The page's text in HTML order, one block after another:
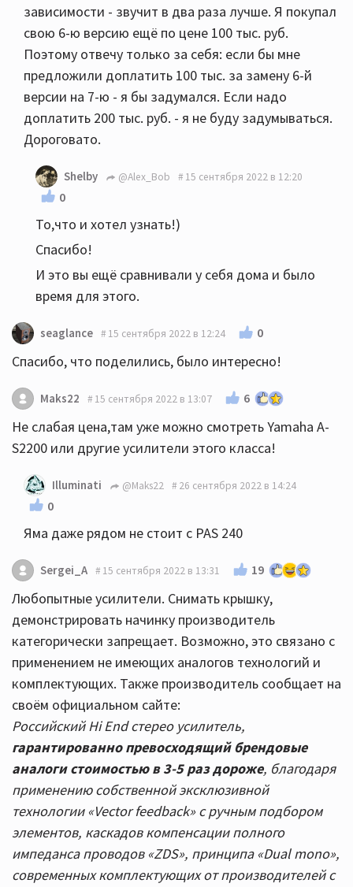
зависимости - звучит в два раза лучше. Я покупал
свою 6-ю версию ещё по цене 100 тыс. руб.
Поэтому отвечу только за себя: если бы мне
предложили доплатить 100 тыс. за замену 6-й
версии на 7-ю - я бы задумался. Если надо
доплатить 200 тыс. руб. - я не буду задумываться.
Дороговато.
Shelby @Alex_Bob 15 сентября 2022 в 12:20
0
То,что и хотел узнать!)
Спасибо!
И это вы ещё сравнивали у себя дома и было
время для этого.
seaglance 15 сентября 2022 в 12:24 0
Спасибо, что поделились, было интересно!
Maks22 15 сентября 2022 в 13:07 6
Не слабая цена,там уже можно смотреть Yamaha A-
S2200 или другие усилители этого класса!
Illuminati @Maks22 26 сентября 2022 в 14:24
0
Яма даже рядом не стоит с PAS 240
Sergei_A 15 сентября 2022 в 13:31 19
Любопытные усилители. Снимать крышку,
демонстрировать начинку производитель
категорически запрещает. Возможно, это связано с
применением не имеющих аналогов технологий и
комплектующих. Также производитель сообщает на
своём официальном сайте:
Российский Hi End стерео усилитель,
гарантированно превосходящий брендовые
аналоги стоимостью в 3-5 раз дороже, благодаря
применению собственной эксклюзивной
технологии «Vector feedback» с ручным подбором
элементов, каскадов компенсации полного
импеданса проводов «ZDS», принципа «Dual mono»,
современных комплектующих от производителей с